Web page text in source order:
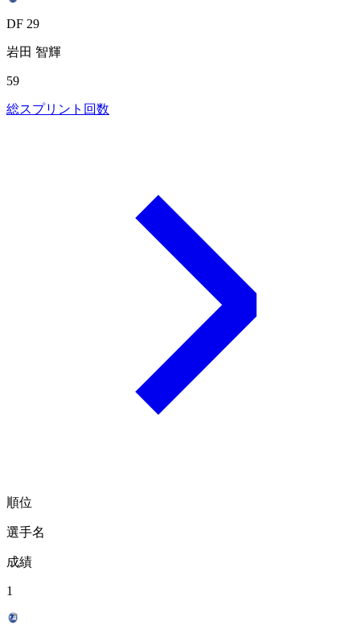
DF 29
岩田 智輝
59
総スプリント回数
順位
選手名
成績
1